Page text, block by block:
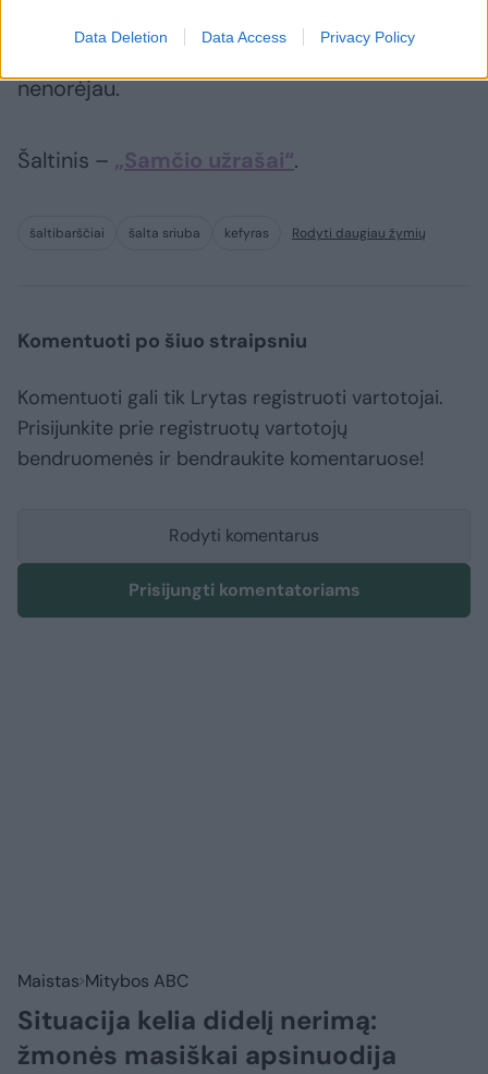
Data Deletion Data Access Privacy Policy
nenorėjau.
Šaltinis – „Samčio užrašai“.
šaltibarščiai šalta sriuba kefyras Rodyti daugiau žymių
Komentuoti po šiuo straipsniu
Komentuoti gali tik Lrytas registruoti vartotojai.
Prisijunkite prie registruotų vartotojų
bendruomenės ir bendraukite komentaruose!
Rodyti komentarus
Prisijungti komentatoriams
Maistas Mitybos ABC
Situacija kelia didelį nerimą:
žmonės masiškai apsinuodija